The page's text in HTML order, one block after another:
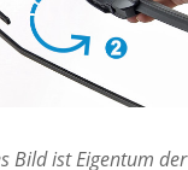
Bild ist Eigentum der